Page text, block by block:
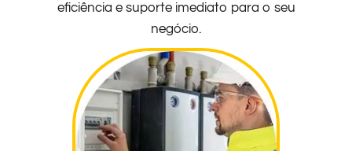
eficiência e suporte imediato para o seu
negócio.